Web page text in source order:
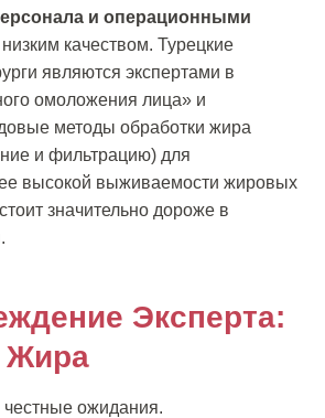
и операционными
качеством. Турецкие
являются экспертами в
омоложения лица» и
методы обработки жира
и фильтрацию) для
высокой выживаемости жировых
значительно дороже в
Эксперта:
Жира
ожидания.